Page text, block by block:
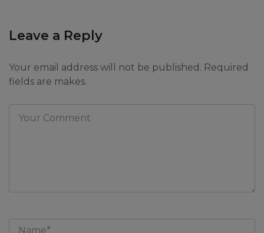
Leave a Reply
Your email address will not be published. Required
fields are makes.